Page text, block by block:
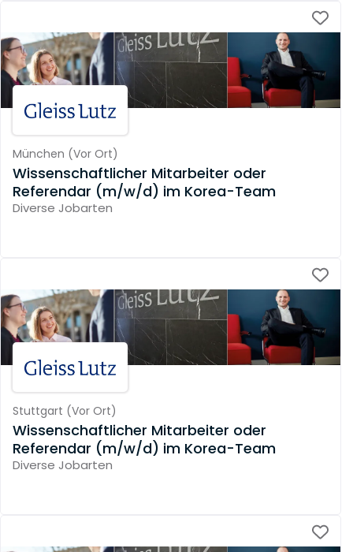
München (Vor Ort)
Wissenschaftlicher Mitarbeiter oder
Referendar (m/w/d) im Korea-Team
Diverse Jobarten
Stuttgart (Vor Ort)
Wissenschaftlicher Mitarbeiter oder
Referendar (m/w/d) im Korea-Team
Diverse Jobarten